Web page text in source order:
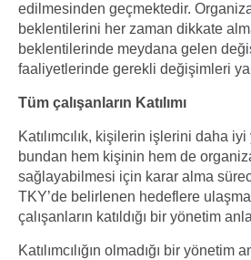
edilmesinden geçmektedir.
beklentilerini her zaman dikkate
beklentilerinde meydana gelen
faaliyetlerinde gerekli değişimleri
Tüm çalışanların Katılımı
Katılımcılık, kişilerin işlerini daha
bundan hem kişinin hem de
sağlayabilmesi için karar alma
TKY’de belirlenen hedeflere
çalışanların katıldığı bir yönetim
Katılımcılığın olmadığı bir yönetim